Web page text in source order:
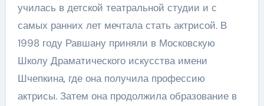
училась в детской театральной студии и с
самых ранних лет мечтала стать актрисой. В
1998 году Равшану приняли в Московскую
Школу Драматического искусства имени
Шчепкина, где она получила профессию
актрисы. Затем она продолжила образование в